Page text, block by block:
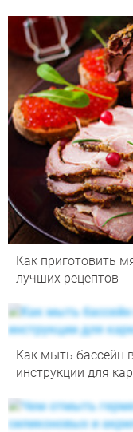
Как приготовить
лучших рецептов
Как мыть бассейн
инструкции для